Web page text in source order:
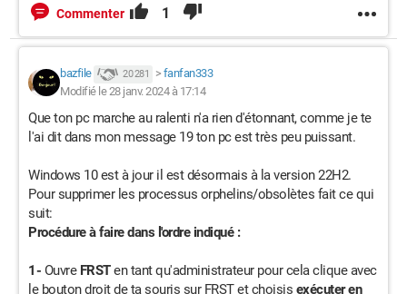
Commenter 1
bazfile 20 281 > fanfan333
Modifié le 28 janv. 2024 à 17:14
Que ton pc marche au ralenti n'a rien d'étonnant, comme je te
l'ai dit dans mon message 19 ton pc est très peu puissant.
Windows 10 est à jour il est désormais à la version 22H2.
Pour supprimer les processus orphelins/obsolètes fait ce qui
suit:
Procédure à faire dans l'ordre indiqué :
1- Ouvre FRSTen tant qu'administrateur pour cela clique avec
le bouton droit de ta souris sur FRST et choisis exécuter en